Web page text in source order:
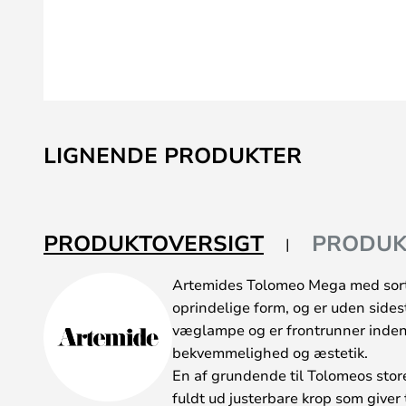
starten
LIGNENDE PRODUKTER
PRODUKTOVERSIGT
Artemides Tolomeo Mega med
oprindelige form, og er uden
væglampe og er frontrunner
bekvemmelighed og æstetik.
En af grundende til Tolomeos
fuldt ud justerbare krop som